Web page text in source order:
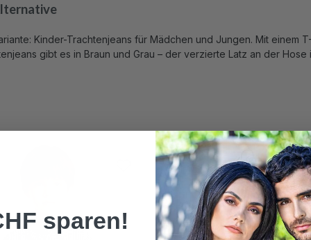
Kinder-Trachtenjeans für Mädchen und Jungen. Mit einem
gibt es in Braun und Grau – der verzierte Latz an der
sparen!